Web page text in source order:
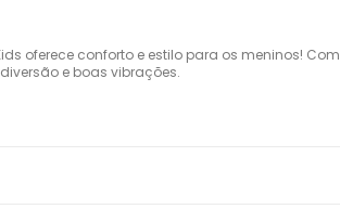
oferece conforto e estilo para os meninos! Com
e boas vibrações.